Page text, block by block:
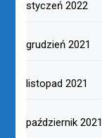
styczeń 2022
grudzień 2021
listopad 2021
październik 2021